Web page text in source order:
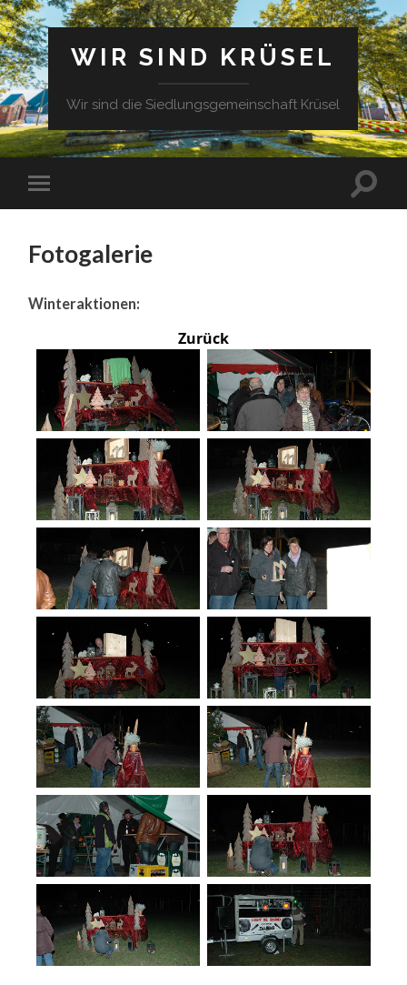
WIR SIND KRÜSEL
Wir sind die Siedlungsgemeinschaft Krüsel
Fotogalerie
Winteraktionen:
Zurück